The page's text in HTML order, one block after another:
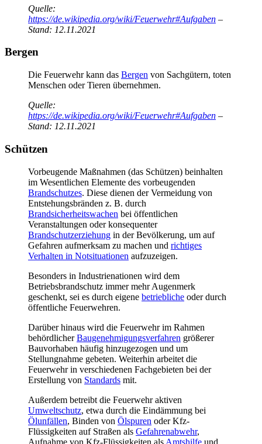
Quelle:
https://de.wikipedia.org/wiki/Feuerwehr#Aufgaben –
Stand: 12.11.2021
Bergen
Die Feuerwehr kann das Bergen von Sachgütern, toten
Menschen oder Tieren übernehmen.
Quelle:
https://de.wikipedia.org/wiki/Feuerwehr#Aufgaben –
Stand: 12.11.2021
Schützen
Vorbeugende Maßnahmen (das Schützen) beinhalten
im Wesentlichen Elemente des vorbeugenden
Brandschutzes. Diese dienen der Vermeidung von
Entstehungsbränden z. B. durch
Brandsicherheitswachen bei öffentlichen
Veranstaltungen oder konsequenter
Brandschutzerziehung in der Bevölkerung, um auf
Gefahren aufmerksam zu machen und richtiges
Verhalten in Notsituationen aufzuzeigen.
Besonders in Industrienationen wird dem
Betriebsbrandschutz immer mehr Augenmerk
geschenkt, sei es durch eigene betriebliche oder durch
öffentliche Feuerwehren.
Darüber hinaus wird die Feuerwehr im Rahmen
behördlicherBaugenehmigungsverfahren größerer
Bauvorhaben häufig hinzugezogen und um
Stellungnahme gebeten. Weiterhin arbeitet die
Feuerwehr in verschiedenen Fachgebieten bei der
Erstellung von Standards mit.
Außerdem betreibt die Feuerwehr aktiven
Umweltschutz, etwa durch die Eindämmung bei
Ölunfällen, Binden von Ölspuren oder Kfz-
Flüssigkeiten auf Straßen als Gefahrenabwehr,
Aufnahme von Kfz-Flüssigkeiten als Amtshilfe und